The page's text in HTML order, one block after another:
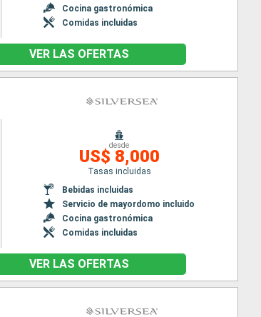
Cocina gastronómica
Comidas incluidas
VER LAS OFERTAS
desde
US$ 8,000
Tasas incluidas
Bebidas incluidas
Servicio de mayordomo incluido
Cocina gastronómica
Comidas incluidas
VER LAS OFERTAS